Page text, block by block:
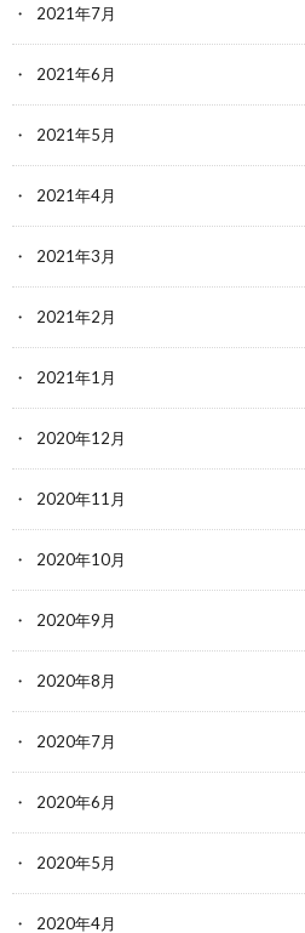
2021年7月
2021年6月
2021年5月
2021年4月
2021年3月
2021年2月
2021年1月
2020年12月
2020年11月
2020年10月
2020年9月
2020年8月
2020年7月
2020年6月
2020年5月
2020年4月